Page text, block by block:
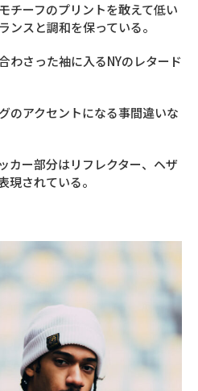
チーフのプリントを敢えて低い
ンスと調和を保っている。
わさった袖に入るNYのレタード
のアクセントになる事間違いな
カー部分はリフレクター、ヘザ
現されている。